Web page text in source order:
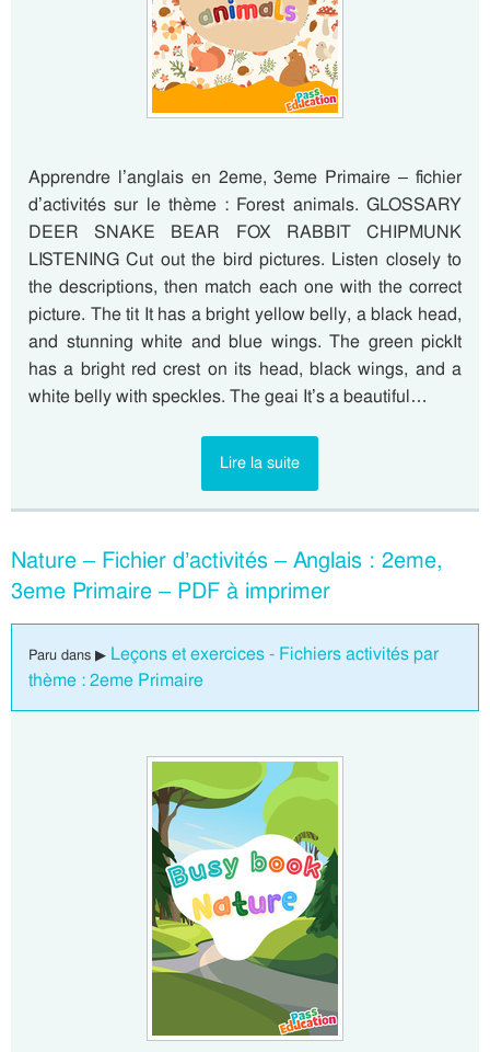
Apprendre l’anglais en 2eme, 3eme Primaire – fichier
d’activités sur le thème : Forest animals. GLOSSARY
DEER SNAKE BEAR FOX RABBIT CHIPMUNK
LISTENING Cut out the bird pictures. Listen closely to
the descriptions, then match each one with the correct
picture. The tit It has a bright yellow belly, a black head,
and stunning white and blue wings. The green pickIt
has a bright red crest on its head, black wings, and a
white belly with speckles. The geai It’s a beautiful…
Lire la suite
Nature – Fichier d’activités – Anglais : 2eme,
3eme Primaire – PDF à imprimer
Paru dans ▶ Leçons et exercices - Fichiers activités par
thème : 2eme Primaire